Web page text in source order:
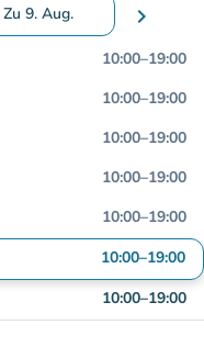
Zu 9. Aug.um Daten zu
chevron_right
10:00–19:00
10:00–19:00
10:00–19:00
10:00–19:00
10:00–19:00
10:00–19:00
10:00–19:00